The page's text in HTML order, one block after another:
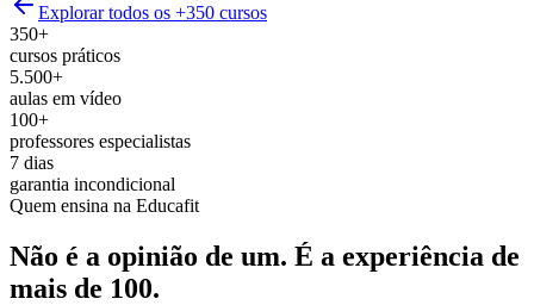
Explorar todos os +350 cursos
350+
cursos práticos
5.500+
aulas em vídeo
100+
professores especialistas
7 dias
garantia incondicional
Quem ensina na Educafit
Não é a opinião de um. É a experiência de
mais de 100.